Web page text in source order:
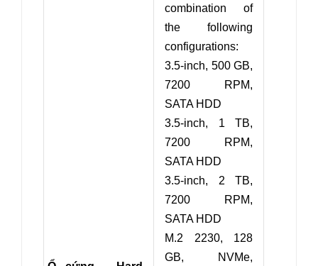
combination of
the following
configurations:
3.5-inch, 500 GB,
7200 RPM,
SATA HDD
3.5-inch, 1 TB,
7200 RPM,
SATA HDD
3.5-inch, 2 TB,
7200 RPM,
SATA HDD
M.2 2230, 128
GB, NVMe,